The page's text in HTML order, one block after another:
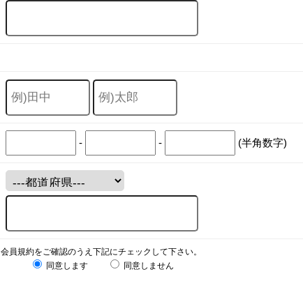
- - (半角数字)
会員規約をご確認のうえ下記にチェックして下さい。
同意します
同意しません